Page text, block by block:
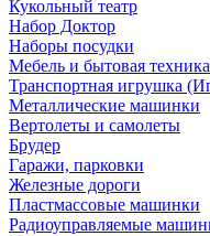
Кукольный театр
Набор Доктор
Наборы посудки
Мебель и бытовая техника
Транспортная игрушка
Металлические машинки
Вертолеты и самолеты
Брудер
Гаражи, парковки
Железные дороги
Пластмассовые машинки
Радиоуправляемые